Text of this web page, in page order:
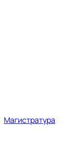
Магистратура